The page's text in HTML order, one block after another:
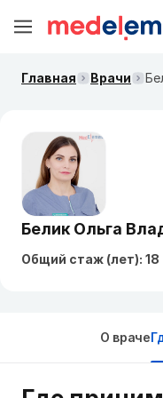
Главная Врачи
Белик Ольга
Общий стаж (лет): 18
О враче